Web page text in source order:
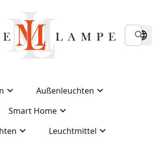
Außenleuchten
Smart Home
Leuchtmittel